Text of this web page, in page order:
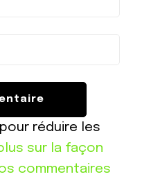
réduire les
sur la façon
commentaires